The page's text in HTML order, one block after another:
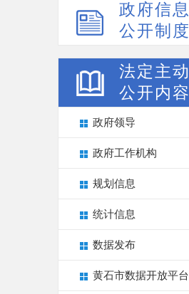
政府信息
公开制度
法定主动
公开内容
政府领导
政府工作机构
规划信息
统计信息
数据发布
黄石市数据开放平台